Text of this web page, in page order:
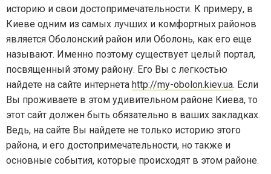
историю и свои достопримечательности. К примеру, в
Киеве одним из самых лучших и комфортных районов
является Оболонский район или Оболонь, как его еще
называют. Именно поэтому существует целый портал,
посвященный этому району. Его Вы с легкостью
найдете на сайте интернета http://my-obolon.kiev.ua. Если
Вы проживаете в этом удивительном районе Киева, то
этот сайт должен быть обязательно в ваших закладках.
Ведь, на сайте Вы найдете не только историю этого
района, и его достопримечательности, но также и
основные события, которые происходят в этом районе.